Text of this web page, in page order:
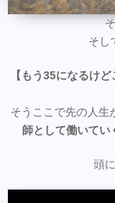
そし
【もう35になるけ
そうここで先の人生
師として働いてい
頭